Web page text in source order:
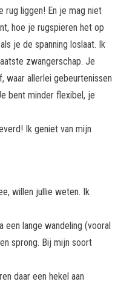
rug liggen! En je mag niet
hoe je rugspieren het op
je de spanning loslaat. Ik
zwangerschap. Je
waar allerlei gebeurtenissen
bent minder flexibel, je
Ik geniet van mijn
willen jullie weten. Ik
lange wandeling (vooral
sprong. Bij mijn soort
daar een hekel aan